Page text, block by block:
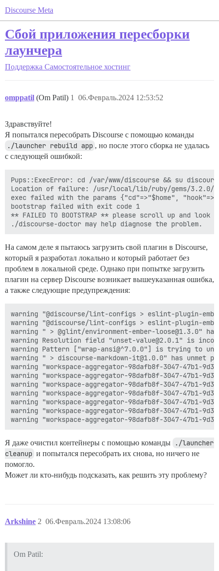
Discourse Meta
Сбой приложения пересборки
лаунчера
Поддержка Самостоятельное хостинг
omppatil (Om Patil) 06.Февраль.2024 12:53:52
1
Здравствуйте!
Я попытался пересобрать Discourse с помощью команды
./launcher rebuild app , но после этого сборка не удалась
с следующей ошибкой:
Pups::ExecError: cd /var/www/discourse && su
Location of failure: /usr/local/lib/ruby/gems/3.2.0/
exec failed with the params {"cd"=>"$home",
bootstrap failed with exit code 1
** FAILED TO BOOTSTRAP ** please scroll up and
На самом деле я пытаюсь загрузить свой плагин в Discourse,
который я разработал локально и который работает без
проблем в локальной среде. Однако при попытке загрузить
плагин на сервер Discourse возникает вышеуказанная ошибка,
а также следующие предупреждения:
warning "@discourse/lint-configs > eslint-plugin-
warning "@discourse/lint-configs > eslint-plugin-
warning " > @glint/environment-ember-loose@1.3.0" has
warning Resolution field "unset-value@2.0.1" is
warning Pattern ["wrap-ansi@^7.0.0"] is trying to
warning " > discourse-markdown-it@1.0.0" has unmet
warning "workspace-aggregator-98dafb8f-3047-47b1-
warning "workspace-aggregator-98dafb8f-3047-47b1-
warning "workspace-aggregator-98dafb8f-3047-47b1-
warning "workspace-aggregator-98dafb8f-3047-47b1-
warning "workspace-aggregator-98dafb8f-3047-47b1-
warning "workspace-aggregator-98dafb8f-3047-47b1-
Я даже очистил контейнеры с помощью команды
./launcher
cleanup и попытался пересобрать их снова, но ничего не
помогло.
Может ли кто-нибудь подсказать, как решить эту проблему?
Arkshine 06.Февраль.2024 13:08:06
2
Om Patil: